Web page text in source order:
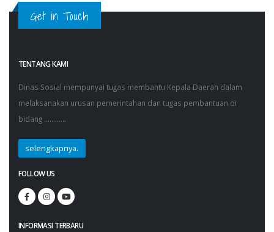
Get in Touch
TENTANG KAMI
Dinas Sosial mempunyai tugas membantu Kepala Daerah dalam
melaksanakan urusan pemerintahan dan tugas pembantuan di
bidang ............
selengkapnya.
FOLLOW US
INFORMASI TERBARU